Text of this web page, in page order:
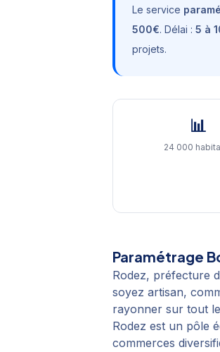
Le service
500€. Délai : 5 à
projets.
📊
24 000
Paramétrage
Rodez, préfecture
soyez artisan,
rayonner sur tout
Rodez est un pôle
commerces